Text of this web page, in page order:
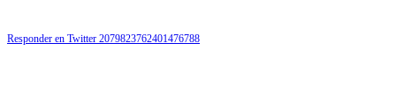
Responder en Twitter 2079823762401476788